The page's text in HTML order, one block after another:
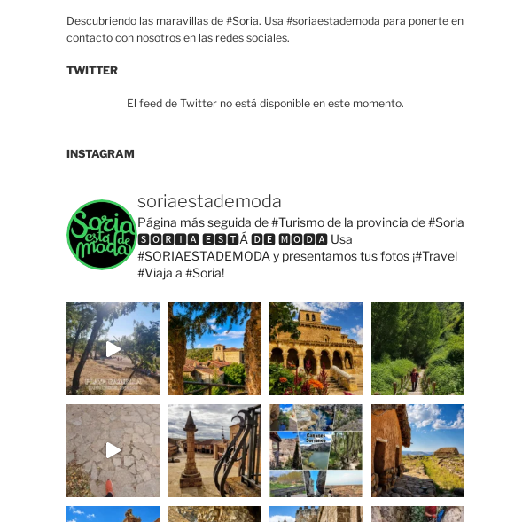
Descubriendo las maravillas de #Soria. Usa #soriaestademoda para ponerte en
contacto con nosotros en las redes sociales.
TWITTER
El feed de Twitter no está disponible en este momento.
INSTAGRAM
soriaestademoda
Página más seguida de #Turismo de la provincia de #Soria
🆂🅾🆁🅸🅰 🅴🆂🆃Á 🅳🅴 🅼🅾🅳🅰Usa
#SORIAESTADEMODA y presentamos tus fotos¡#Travel
#Viaja a #Soria!